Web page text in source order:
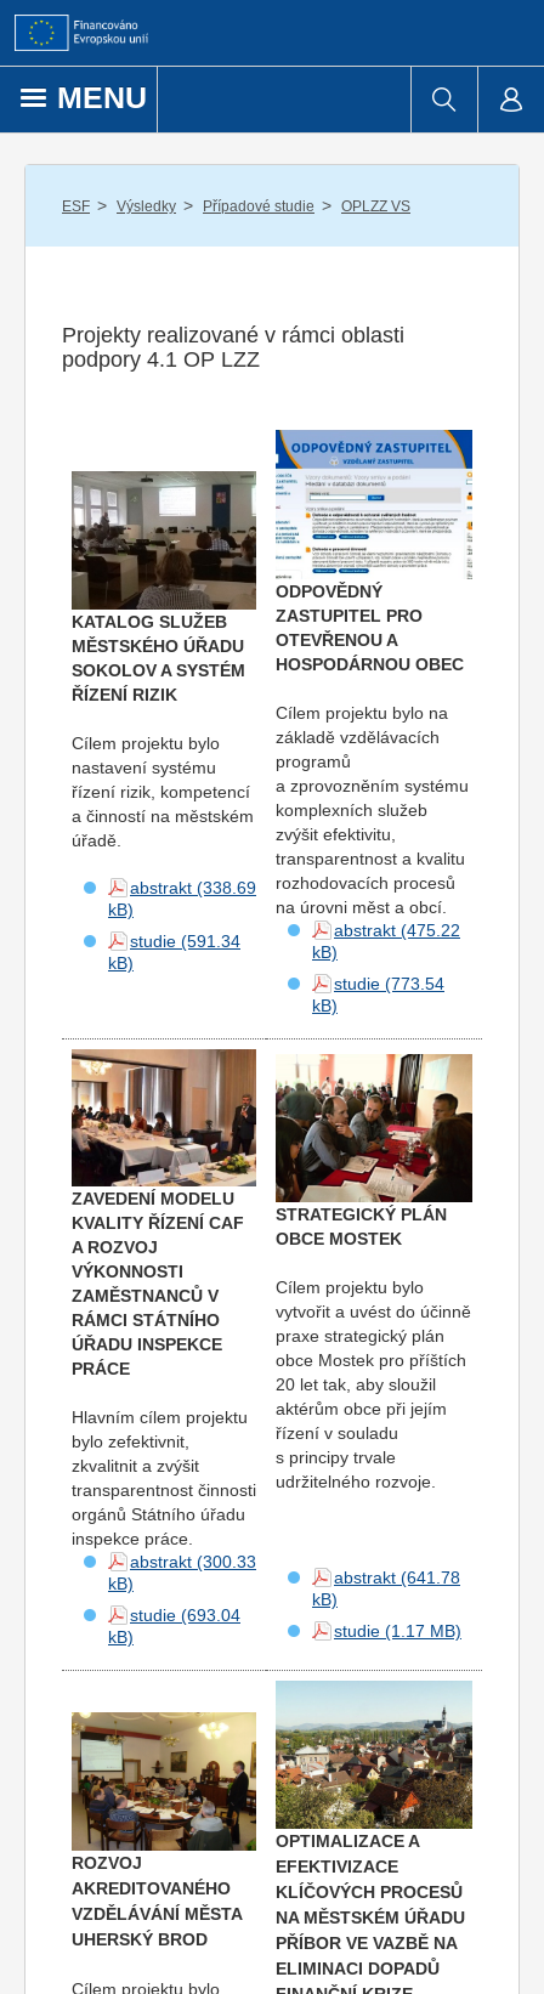
Přejít k obsahu
MENU
ESF / Výsledky / Případové studie / OPLZZ VS
Projekty realizované v rámci oblasti
podpory 4.1 OP LZZ
KATALOG SLUŽEB
MĚSTSKÉHO ÚŘADU
SOKOLOV A SYSTÉM
ŘÍZENÍ RIZIK
Cílem projektu bylo
nastavení systému
řízení rizik, kompetencí
a činností na městském
úřadě.
abstrakt
studie
ODPOVĚDNÝ
ZASTUPITEL PRO
OTEVŘENOU A
HOSPODÁRNOU OBEC
Cílem projektu bylo na
základě vzdělávacích
programů
a zprovozněním systému
komplexních služeb
zvýšit efektivitu,
transparentnost a kvalitu
rozhodovacích procesů
na úrovni měst a obcí.
abstrakt
studie
ZAVEDENÍ MODELU
KVALITY ŘÍZENÍ CAF
A ROZVOJ
VÝKONNOSTI
ZAMĚSTNANCŮ V
RÁMCI STÁTNÍHO
ÚŘADU INSPEKCE
PRÁCE
Hlavním cílem projektu
bylo zefektivnit,
zkvalitnit a zvýšit
transparentnost činnosti
orgánů Státního úřadu
inspekce práce.
abstrakt
studie
STRATEGICKÝ PLÁN
OBCE MOSTEK
Cílem projektu bylo
vytvořit a uvést do účinně
praxe strategický plán
obce Mostek pro příštích
20 let tak, aby sloužil
aktérům obce při jejím
řízení v souladu
s principy trvale
udržitelného rozvoje.
abstrakt
studie
ROZVOJ
AKREDITOVANÉHO
VZDĚLÁVÁNÍ MĚSTA
UHERSKÝ BROD
Cílem projektu bylo
OPTIMALIZACE A
EFEKTIVIZACE
KLÍČOVÝCH PROCESŮ
NA MĚSTSKÉM ÚŘADU
PŘÍBOR VE VAZBĚ NA
ELIMINACI DOPADŮ